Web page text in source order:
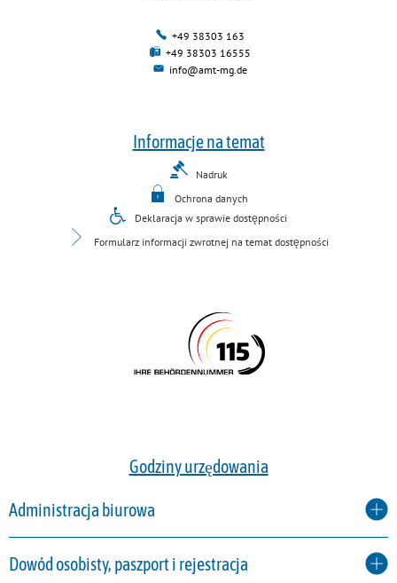
+49 38303 163
+49 38303 16555
info@amt-mg.de
Informacje na temat
Nadruk
Ochrona danych
Deklaracja w sprawie dostępności
Formularz informacji zwrotnej na temat dostępności
Godziny urzędowania
Administracja biurowa
Dowód osobisty, paszport i rejestracja